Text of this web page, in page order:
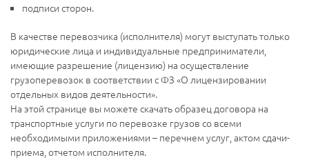
подписи сторон.
В качестве перевозчика (исполнителя) могут выступать только
юридические лица и индивидуальные предприниматели,
имеющие разрешение (лицензию) на осуществление
грузоперевозок в соответствии с ФЗ «О лицензировании
отдельных видов деятельности».
На этой странице вы можете скачать образец договора на
транспортные услуги по перевозке грузов со всеми
необходимыми приложениями – перечнем услуг, актом сдачи-
приема, отчетом исполнителя.